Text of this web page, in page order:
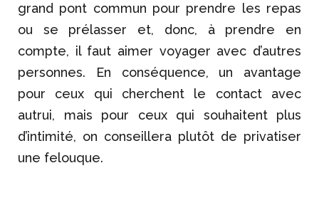
grand pont commun pour prendre les repas
ou se prélasser et, donc, à prendre en
compte, il faut aimer voyager avec d’autres
personnes. En conséquence, un avantage
pour ceux qui cherchent le contact avec
autrui, mais pour ceux qui souhaitent plus
d’intimité, on conseillera plutôt de privatiser
une felouque.